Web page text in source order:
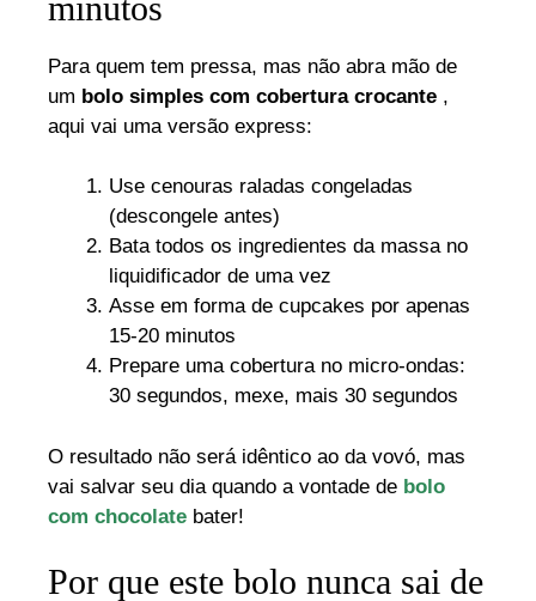
Para quem tem pressa, mas não abra mão de
um bolo simples com cobertura crocante ,
aqui vai uma versão express:
Use cenouras raladas congeladas
(descongele antes)
Bata todos os ingredientes da massa no
liquidificador de uma vez
Asse em forma de cupcakes por apenas
15-20 minutos
Prepare uma cobertura no micro-ondas:
30 segundos, mexe, mais 30 segundos
O resultado não será idêntico ao da vovó, mas
vai salvar seu dia quando a vontade de bolo
com chocolate bater!
Por que este bolo nunca sai de